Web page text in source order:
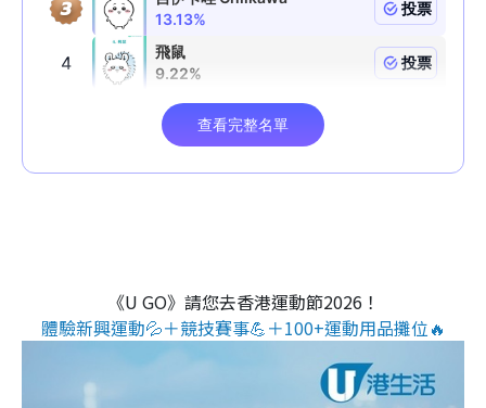
《U GO》請您去香港運動節2026！
體驗新興運動💦＋競技賽事💪＋100+運動用品攤位🔥